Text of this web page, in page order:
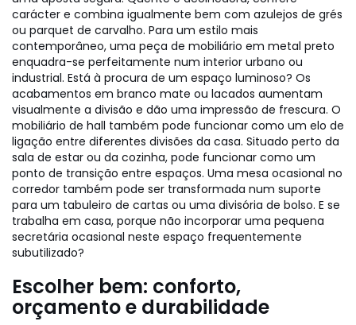
carácter e combina igualmente bem com azulejos de grés
ou parquet de carvalho. Para um estilo mais
contemporâneo, uma peça de mobiliário em metal preto
enquadra-se perfeitamente num interior urbano ou
industrial. Está à procura de um espaço luminoso? Os
acabamentos em branco mate ou lacados aumentam
visualmente a divisão e dão uma impressão de frescura. O
mobiliário de hall também pode funcionar como um elo de
ligação entre diferentes divisões da casa. Situado perto da
sala de estar ou da cozinha, pode funcionar como um
ponto de transição entre espaços. Uma mesa ocasional no
corredor também pode ser transformada num suporte
para um tabuleiro de cartas ou uma divisória de bolso. E se
trabalha em casa, porque não incorporar uma pequena
secretária ocasional neste espaço frequentemente
subutilizado?
Escolher bem: conforto,
orçamento e durabilidade